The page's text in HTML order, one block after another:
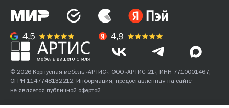
© 2026 Корпусная мебель «АРТИС». ООО «АРТИС 21», ИНН 7710001467,
ОГРН 1147748132212. Информация, предоставленная на сайте
не является публичной офертой.